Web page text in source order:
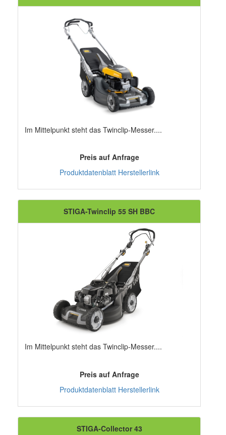
Im Mittelpunkt steht das Twinclip-Messer....
Preis auf Anfrage
Produktdatenblatt Herstellerlink
STIGA-Twinclip 55 SH BBC
Im Mittelpunkt steht das Twinclip-Messer....
Preis auf Anfrage
Produktdatenblatt Herstellerlink
STIGA-Collector 43